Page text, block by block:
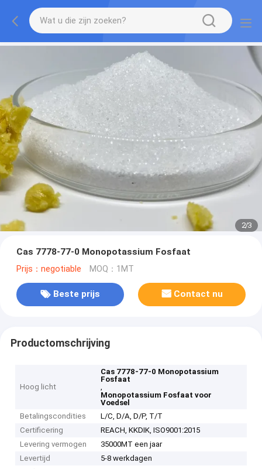
2/3
Cas 7778-77-0 Monopotassium Fosfaat
Prijs：negotiable MOQ：1MT
Beste prijs Contact nu
Productomschrijving
Hoog licht
Cas 7778-77-0 Monopotassium
Fosfaat
,
Monopotassium Fosfaat voor
Voedsel
Betalingscondities
L/C, D/A, D/P, T/T
Certificering
REACH, KKDIK, ISO9001:2015
Levering vermogen
35000MT een jaar
Levertijd
5-8 werkdagen